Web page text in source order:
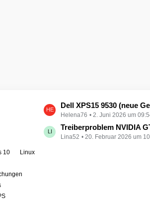
L
e
t
z
Dell XPS15 9530 (neue Gen) startet nicht - kein booten, kein Licht - nichts tut
Helena76 2. Juni 2026 um
Treiberproblem NVIDIA GTX 1050 TI
Lina52 20. Februar 2026 um
10
Linux